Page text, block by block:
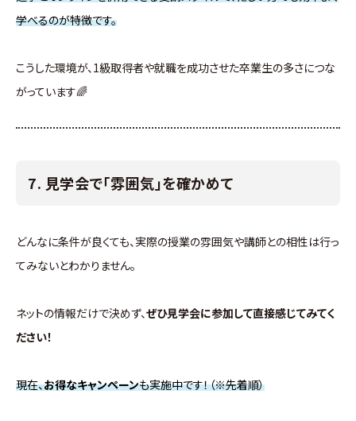
学べるのが特徴です。
こうした環境が、1級取得者や就職を成功させた卒業生の多さにつな
がっています🌈
7. 見学会で「雰囲気」を確かめて
どんなに条件が良くても、実際の授業の雰囲気や講師との相性は行っ
てみないとわかりません。
ネットの情報だけで決めず、ぜひ見学会に参加して直接感じてみてく
ださい！
現在、お得なキャンペーンも実施中です！（※先着順）